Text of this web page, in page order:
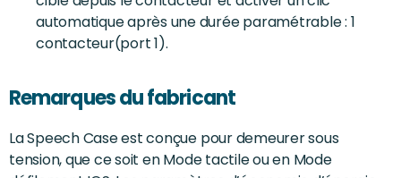
automatique après une durée paramétrable : 1
contacteur(port 1).
Remarques du fabricant
La Speech Case est conçue pour demeurer sous
tension, que ce soit en Mode tactile ou en Mode